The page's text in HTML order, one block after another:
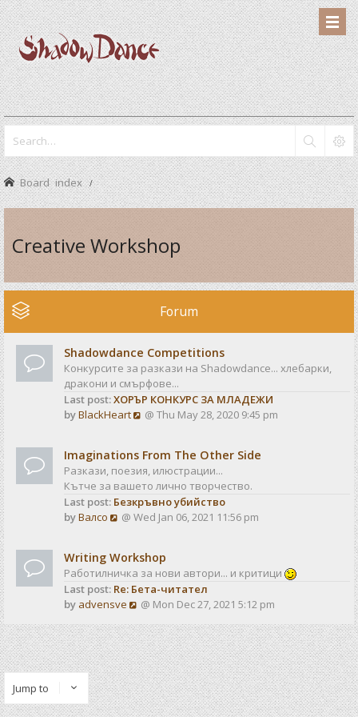
Board index
Creative Workshop
Forum
Shadowdance Competitions
Конкурсите за разкази на Shadowdance... хлебарки,
дракони и смърфове...
Last post:ХОРЪР КОНКУРС ЗА МЛАДЕЖИ
byBlackHeart
V
w
t
h
e
l
e
s
t
p
o
s
t
@ Thu May 28, 2020 9:45 pm
Imaginations From The Other Side
Разкази, поезия, илюстрации...
Кътче за вашето лично творчество.
Last post: Безкръвно убийство
byВалсо
V
w
t
h
e
l
a
t
e
s
t
p
@ Wed Jan 06, 2021 11:56 pm
Writing Workshop
Работилничка за нови автори... и критици
Last post: Re: Бета-читател
by advensve
V
e
w
t
h
e
l
@ Mon Dec 27, 2021 5:12 pm
Jump to